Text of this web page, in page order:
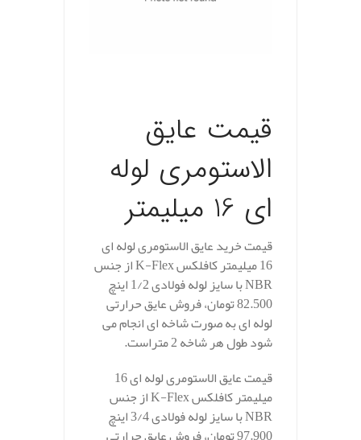
قیمت عایق
الاستومری لوله
ای 16 میلیمتر
قیمت خرید عایق الاستومری لوله ای
16 میلیمتر کافلکس K-Flex از جنس
NBR با سایز لوله فولادی 1/2 اینچ
82.500 تومان، فروش عایق حرارتی
لوله ای به صورت شاخه ای انجام می
شود طول هر شاخه 2 متراست.
قیمت عایق الاستومری لوله ای 16
میلیمتر کافلکس K-Flex از جنس
NBR با سایز لوله فولادی 3/4 اینچ